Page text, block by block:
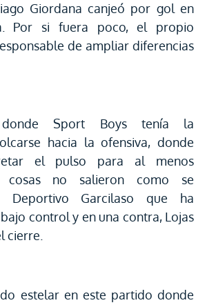
Giordana canjeó por gol en
Por si fuera poco, el propio
de ampliar diferencias
donde Sport Boys tenía la
hacia la ofensiva, donde
el pulso para al menos
cosas no salieron como se
Deportivo Garcilaso que ha
control y en una contra, Lojas
cierre.
estelar en este partido donde